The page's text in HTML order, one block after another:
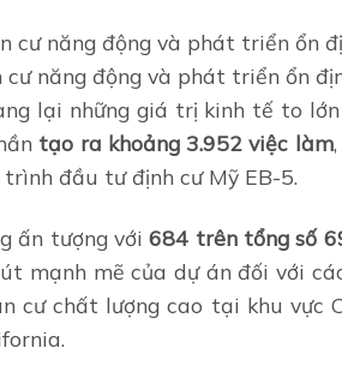
năng động và phát triển ổn
lại những giá trị kinh tế to lớn
tạo ra khoảng 3.952 việc làm
đầu tư định cư Mỹ EB-5.
ấn tượng với684 trên tổng số
mạnh mẽ của dự án đối với
cư chất lượng cao tại khu vực